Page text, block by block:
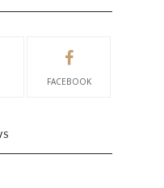
FACEBOOK